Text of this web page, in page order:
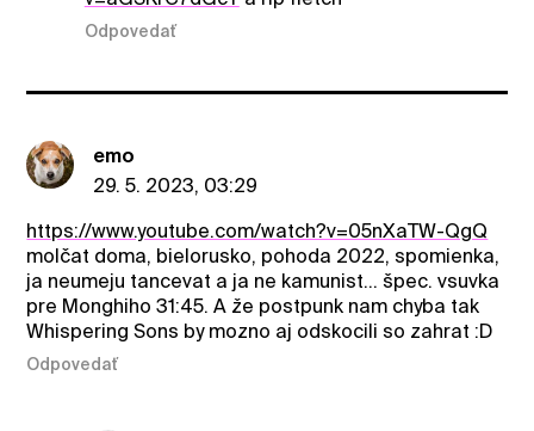
Odpovedať
emo
29. 5. 2023, 03:29
https://www.youtube.com/watch?v=05nXaTW-QgQ
molčat doma, bielorusko, pohoda 2022, spomienka,
ja neumeju tancevat a ja ne kamunist... špec. vsuvka
pre Monghiho 31:45. A že postpunk nam chyba tak
Whispering Sons by mozno aj odskocili so zahrat :D
Odpovedať